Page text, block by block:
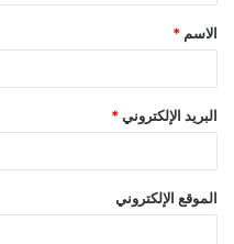
ق
*
الاسم *
البريد الإلكتروني *
الموقع الإلكتروني